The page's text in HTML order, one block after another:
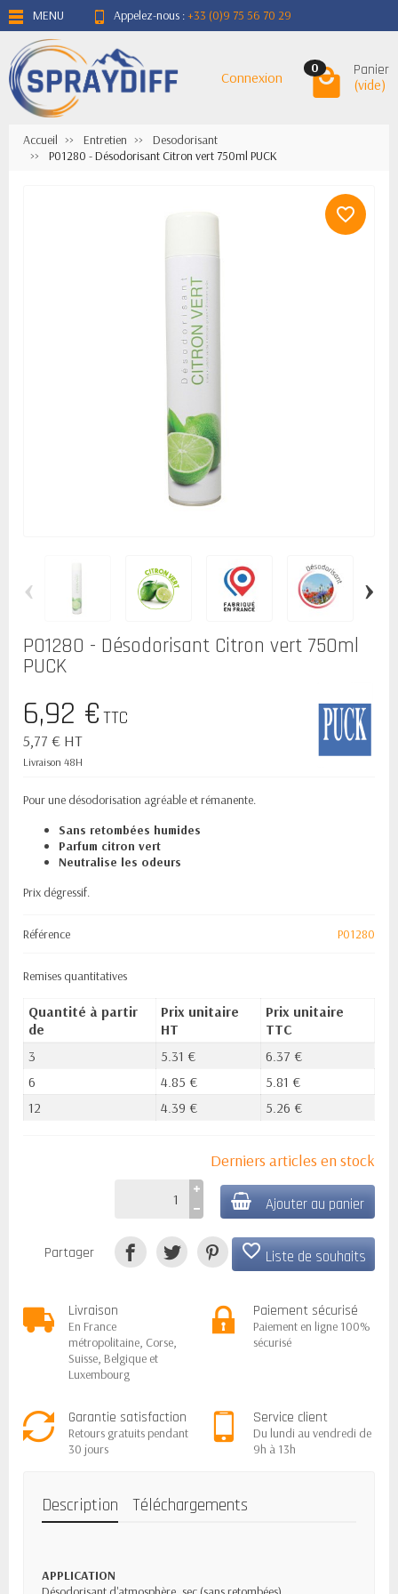
MENU Appelez-nous :+33 (0)9 75 56 70 29
Connexion
0 Panier
(vide)
Accueil Entretien
Desodorisant
P01280 - Désodorisant Citron vert 750ml PUCK
favorite_border
‹ ›
P01280 - Désodorisant Citron vert 750ml
PUCK
6,92 €TTC
5,77 € HT
Livraison 48H
Pour une désodorisation agréable et rémanente.
Sans retombées humides
Parfum citron vert
Neutralise les odeurs
Prix dégressif.
Référence P01280
Remises quantitatives
Quantité à partir
de
Prix unitaire
HT
Prix unitaire
TTC
3
5.31 €
6.37 €
6
4.85 €
5.81 €
12
4.39 € 5.26 €
Derniers articles en stock
Ajouter au panier
favorite_border Liste de souhaits
Partager
Livraison
En France
métropolitaine, Corse,
Suisse, Belgique et
Luxembourg
Paiement sécurisé
Paiement en ligne 100%
sécurisé
Garantie satisfaction
Retours gratuits pendant
30 jours
Service client
Du lundi au vendredi de
9h à 13h
Description Téléchargements
APPLICATION